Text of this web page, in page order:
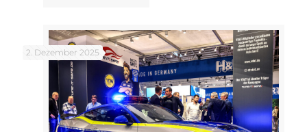
2. Dezember 2025